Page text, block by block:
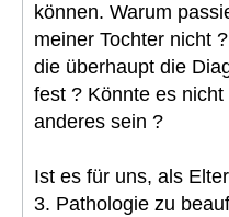
können. Warum
meiner Tochter nicht
die überhaupt die
fest ? Könnte es
anderes sein ?
Ist es für uns, als
3. Pathologie zu